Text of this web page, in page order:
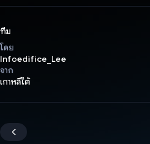
ทีม
โดย
Infoedifice_Lee
จาก
เกาหลีใต้